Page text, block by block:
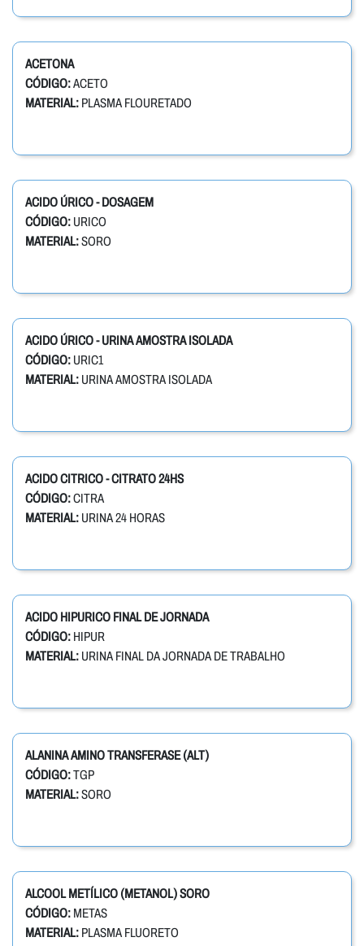
ACETONA
CÓDIGO:ACETO
MATERIAL: PLASMA FLOURETADO
ACIDO ÚRICO - DOSAGEM
CÓDIGO: URICO
MATERIAL:SORO
ACIDO ÚRICO - URINA AMOSTRA ISOLADA
CÓDIGO: URIC1
MATERIAL: URINA AMOSTRA ISOLADA
ACIDO CITRICO - CITRATO 24HS
CÓDIGO:CITRA
MATERIAL: URINA 24 HORAS
ACIDO HIPURICO FINAL DE JORNADA
CÓDIGO: HIPUR
MATERIAL: URINA FINAL DA JORNADA DE TRABALHO
ALANINA AMINO TRANSFERASE (ALT)
CÓDIGO:TGP
MATERIAL:SORO
ALCOOL METÍLICO (METANOL) SORO
CÓDIGO: METAS
MATERIAL: PLASMA FLUORETO